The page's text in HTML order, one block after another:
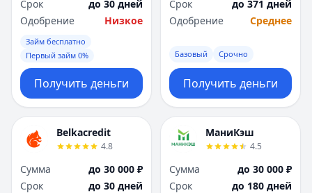
Срок
до 30 дней
Одобрение
Низкое
Займ бесплатно
Первый займ 0%
Получить деньги
Срок
до 371 дней
Одобрение
Среднее
Базовый Срочно
Получить деньги
Belkacredit
4.8
Сумма
до 30 000 ₽
Срок
до 30 дней
МаниКэш
4.5
Сумма
до 30 000 ₽
Срок
до 180 дней